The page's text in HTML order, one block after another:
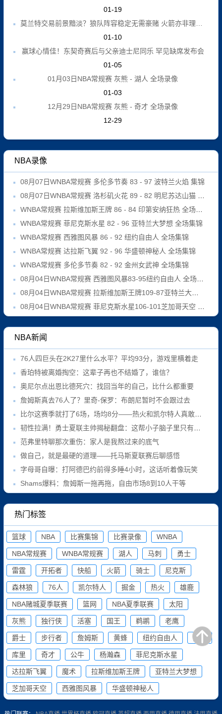
01-19
01-10
赢球心情佳！东契奇赛后与父亲迪士尼同乐 罕见缺席发布会
01-05
01月03日NBA常规赛 灰熊 - 湖人 全场录像
01-03
12月29日NBA常规赛 灰熊 - 奇才 全场录像
12-29
NBA录像
08月07日WNBA常规赛 多伦多节奏 83 - 97 波特兰火焰 集锦
08月07日WNBA常规赛 洛杉矶火花 89 - 82 明尼苏达山猫 全场集锦
WNBA常规赛 拉斯维加斯王牌 86 - 84 印第安纳狂热 全场集锦
WNBA常规赛 菲尼克斯水星 82 - 96 亚特兰大梦想 全场集锦
WNBA常规赛 西雅图风暴 86 - 92 纽约自由人 全场集锦
WNBA常规赛 达拉斯飞翼 92 - 96 华盛顿神秘人 全场集锦
WNBA常规赛 多伦多节奏 82 - 92 金州女武神 全场集锦
08月04日WNBA常规赛 西雅图风暴83-95纽约自由人 全场集锦
08月04日WNBA常规赛 拉斯维加斯王牌109-87亚特兰大梦想 全场集锦
08月04日WNBA常规赛 菲尼克斯水星106-101芝加哥天空 全场集锦
NBA新闻
76人四巨头在2K27里什么水平？平均93分，游戏里横着走
香珀特被离婚掏空：这辈子再也不结婚了，谁信？
奥尼尔点出恩比德死穴：找回当年的自己，比什么都重要
詹姆斯真去76人了？里奇-保罗：布朗尼暂时不会跟过去
比尔这赛季就打了6场，场均8分——热火和凯尔特人真敢接盘？
韧性拉满！勇士夏联主帅揭秘翻盘：这帮小子脑子里只有战术
范弗里特聊那次重伤：家人是我熬过来的底气
做自己，就是最硬的道理——托马斯夏联赛后聊感悟
字母哥自曝：打阿德巴约前得多睡4小时，这话听着像玩笑
Shams爆料：詹姆斯一拖再拖，自由市场8到10人干等
热门标签
篮球 NBA 比赛集锦 比赛录像 WNBA
NBA常规赛 WNBA常规赛 湖人 马刺 勇士
雷霆 开拓者 快船 火箭 骑士 尼克斯
森林狼 76人 凯尔特人 掘金 热火 雄鹿
NBA赌城夏季联赛 篮网 NBA夏季联赛 太阳
灰熊 独行侠 活塞 国王 鹈鹕 老鹰
爵士 步行者 詹姆斯 黄蜂 纽约自由人 猛龙
库里 奇才 公牛 杨瀚森 菲尼克斯水星
达拉斯飞翼 魔术 拉斯维加斯王牌 亚特兰大梦想
芝加哥天空 西雅图风暴 华盛顿神秘人